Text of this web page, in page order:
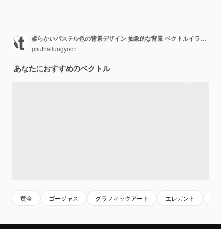
柔らかいパステル色の背景デザイン 抽象的な背景 ベクトルイラスト
phuthailungyoon
あなたにおすすめのベクトル
黄金 ゴージャス グラフィックアート エレガント